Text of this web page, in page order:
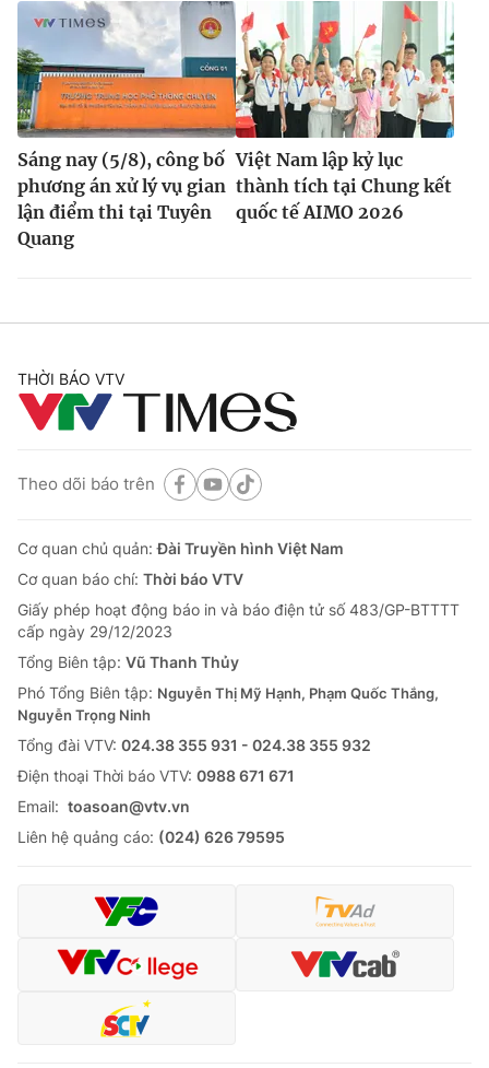
Sáng nay (5/8), công bố
phương án xử lý vụ gian
lận điểm thi tại Tuyên
Quang
Việt Nam lập kỷ lục
thành tích tại Chung kết
quốc tế AIMO 2026
THỜI BÁO VTV
Theo dõi báo trên
Cơ quan chủ quản:Đài Truyền hình Việt Nam
Cơ quan báo chí: Thời báo VTV
Giấy phép hoạt động báo in và báo điện tử số 483/GP-BTTTT
cấp ngày 29/12/2023
Tổng Biên tập: Vũ Thanh Thủy
Phó Tổng Biên tập: Nguyễn Thị Mỹ Hạnh, Phạm Quốc Thắng,
Nguyễn Trọng Ninh
Tổng đài VTV: 024.38 355 931 - 024.38 355 932
Ðiện thoại Thời báo VTV: 0988 671 671
Email: toasoan@vtv.vn
Liên hệ quảng cáo: (024) 626 79595